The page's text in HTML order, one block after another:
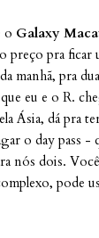
o Galaxy
preço pra ficar
manhã, pra
eu e o R.
Ásia, dá pra
o day pass -
nós dois.
pode